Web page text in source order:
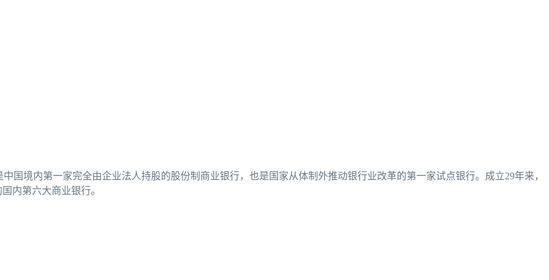
境内第一家完全由企业法人持股的股份制商业银行，也是国家从体制外推动银行业改革的第一家试点银行。成立29年来，
内第六大商业银行。